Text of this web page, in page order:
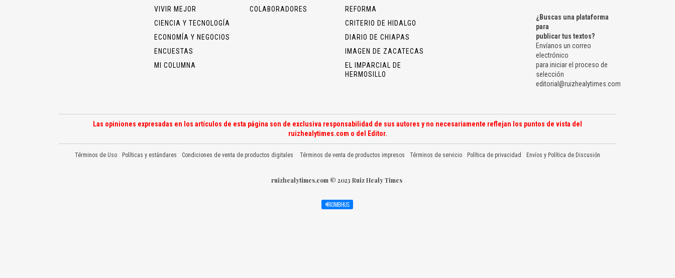
VIVIR MEJOR
CIENCIA Y TECNOLOGÍA
ECONOMÍA Y NEGOCIOS
ENCUESTAS
MI COLUMNA
COLABORADORES
REFORMA
CRITERIO DE HIDALGO
DIARIO DE CHIAPAS
IMAGEN DE ZACATECAS
EL IMPARCIAL DE
HERMOSILLO
¿Buscas una plataforma
para
publicar tus textos?
Envíanos un correo
electrónico
para iniciar el proceso de
selección
editorial@ruizhealytimes.com
Las opiniones expresadas en los artículos de esta página son de exclusiva responsabilidad de sus autores y no necesariamente reflejan los puntos de vista del
ruizhealytimes.com o del Editor.
Términos de Uso Políticas y estándares Condiciones de venta de productos digitales Términos de venta de productos impresos Términos de servicio Política de privacidad Envíos y Política de Discusión
ruizhealytimes.com © 2023 Ruiz Healy Times